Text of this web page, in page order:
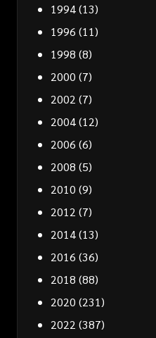
1994(13)
1996 (11)
1998 (8)
2000 (7)
2002 (7)
2004(12)
2006 (6)
2008 (5)
2010 (9)
2012 (7)
2014(13)
2016 (36)
2018 (88)
2020 (231)
2022 (387)